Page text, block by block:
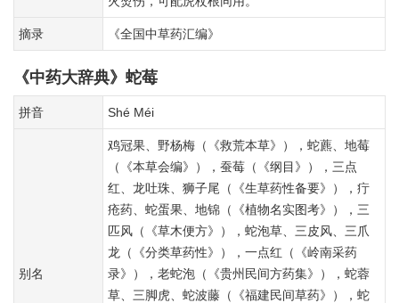
摘录 《全国中草药汇编》
《中药大辞典》蛇莓
拼音 Shé Méi
别名
鸡冠果、野杨梅（《救荒本草》），蛇藨、地莓
（《本草会编》），蚕莓（《纲目》），三点
红、龙吐珠、狮子尾（《生草药性备要》），疔
疮药、蛇蛋果、地锦（《植物名实图考》），三
匹风（《草木便方》），蛇泡草、三皮风、三爪
龙（《分类草药性》），一点红（《岭南采药
录》），老蛇泡（《贵州民间方药集》），蛇蓉
草、三脚虎、蛇波藤（《福建民间草药》），蛇